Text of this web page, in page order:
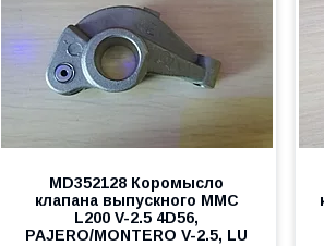
MD352128 Коромысло
клапана выпускного MMC
L200 V-2.5 4D56,
PAJERO/MONTERO V-2.5, LU